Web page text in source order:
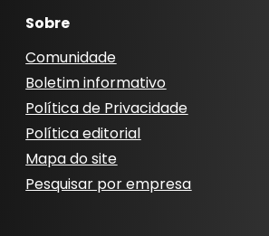
Sobre
Comunidade
Boletim informativo
Política de Privacidade
Política editorial
Mapa do site
Pesquisar por empresa